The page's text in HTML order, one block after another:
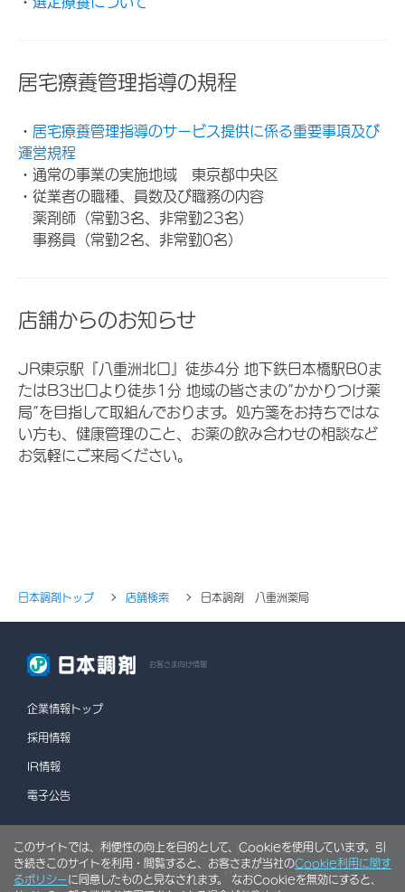
居宅療養管理指導の規程
・ 居宅療養管理指導のサービス提供に係る重要事項及び
運営規程
・通常の事業の実施地域 東京都中央区
・従業者の職種、員数及び職務の内容
薬剤師（常勤3名、非常勤23名）
事務員（常勤2名、非常勤0名）
店舗からのお知らせ
JR東京駅『八重洲北口』徒歩4分 地下鉄日本橋駅B0ま
たはB3出口より徒歩1分 地域の皆さまの”かかりつけ薬
局”を目指して取組んでおります。処方箋をお持ちではな
い方も、健康管理のこと、お薬の飲み合わせの相談など
お気軽にご来局ください。
日本調剤トップ 店舗検索 日本調剤 八重洲薬局
お客さま向け情報
企業情報トップ
採用情報
IR情報
電子公告
情報セキュリティポリシー 個人情報保護方針
利用規約
このサイトでは、利便性の向上を目的として、Cookieを使用しています。引
き続きこのサイトを利用・閲覧すると、お客さまが当社のCookie利用に関す
るポリシーに同意したものと見なされます。 なおCookieを無効にすると、